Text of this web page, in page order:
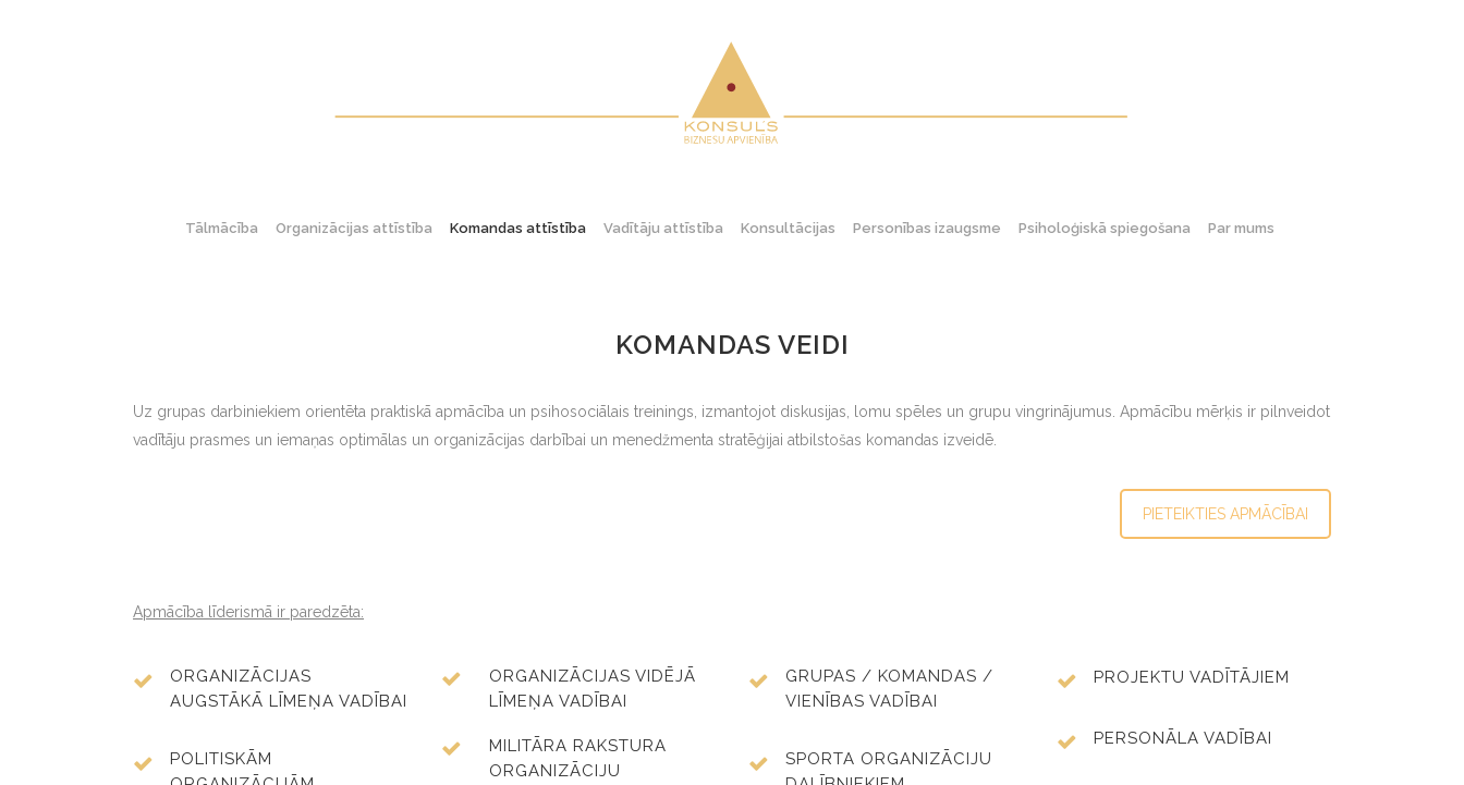
Tālmācība Organizācijas attīstība Komandas attīstība Vadītāju attīstība Konsultācijas Personības izaugsme Psiholoģiskā spiegošana Par mums
KOMANDAS VEIDI
Uz grupas darbiniekiem orientēta praktiskā apmācība un psihosociālais treinings, izmantojot diskusijas, lomu spēles un grupu vingrinājumus. Apmācību mērķis ir pilnveidot
vadītāju prasmes un iemaņas optimālas un organizācijas darbībai un menedžmenta stratēģijai atbilstošas komandas izveidē.
PIETEIKTIES APMĀCĪBAI
Apmācība līderismā ir paredzēta:
ORGANIZĀCIJAS
AUGSTĀKĀ LĪMEŅA VADĪBAI
POLITISKĀM
ORGANIZĀCIJAS VIDĒJĀ
LĪMEŅA VADĪBAI
MILITĀRA RAKSTURA
ORGANIZĀCIJU
GRUPAS / KOMANDAS /
VIENĪBAS VADĪBAI
SPORTA ORGANIZĀCIJU
PROJEKTU VADĪTĀJIEM
PERSONĀLA VADĪBAI